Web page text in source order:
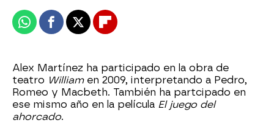
WhatsappFacebook
X Flipboard
Alex Martínez ha participado en la obra de
teatro Williamen 2009, interpretando a Pedro,
Romeo y Macbeth. También ha partcipado en
ese mismo año en la película El juego del
ahorcado.